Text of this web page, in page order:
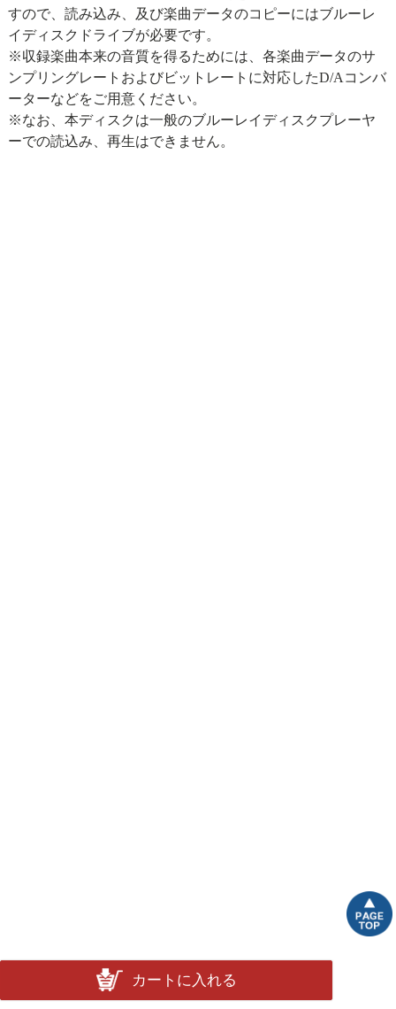
カートに入れる
すので、読み込み、及び楽曲データのコピーにはブルーレ
イディスクドライブが必要です。
※収録楽曲本来の音質を得るためには、各楽曲データのサ
ンプリングレートおよびビットレートに対応したD/Aコンバ
ーターなどをご用意ください。
※なお、本ディスクは一般のブルーレイディスクプレーヤ
ーでの読込み、再生はできません。